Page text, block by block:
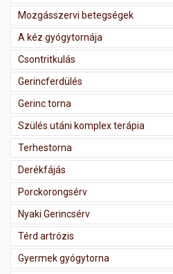
Mozgásszervi betegségek
A kéz gyógytornája
Csontritkulás
Gerincferdülés
Gerinc torna
Szülés utáni komplex terápia
Terhestorna
Derékfájás
Porckorongsérv
Nyaki Gerincsérv
Térd artrózis
Gyermek gyógytorna